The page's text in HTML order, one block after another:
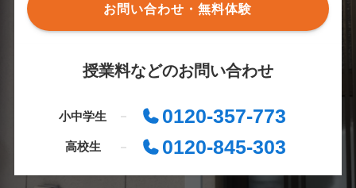
お問い合わせ・無料体験
授業料などのお問い合わせ
小中学生 0120-357-773
高校生 0120-845-303